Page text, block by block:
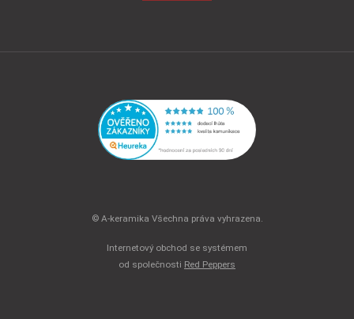
© A-keramika Všechna práva vyhrazena.
Internetový obchod se systémem
od společnosti Red Peppers